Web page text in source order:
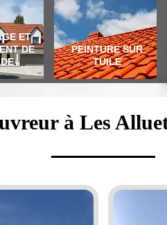
ET
DE
PEINTURE SUR
TUILE
à Les